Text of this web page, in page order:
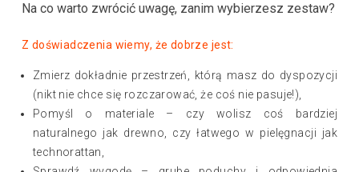
Na co warto zwrócić uwagę, zanim wybierzesz zestaw?
Z doświadczenia wiemy, że dobrze jest:
Zmierz dokładnie przestrzeń, którą masz do dyspozycji
(nikt nie chce się rozczarować, że coś nie pasuje!),
Pomyśl o materiale – czy wolisz coś bardziej
naturalnego jak drewno, czy łatwego w pielęgnacji jak
technorattan,